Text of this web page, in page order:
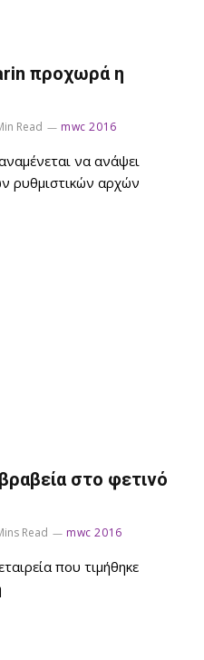
προχωρά η
Read mwc 2016
να ανάψει
ρυθμιστικών αρχών
στο φετινό
Read mwc 2016
που τιμήθηκε